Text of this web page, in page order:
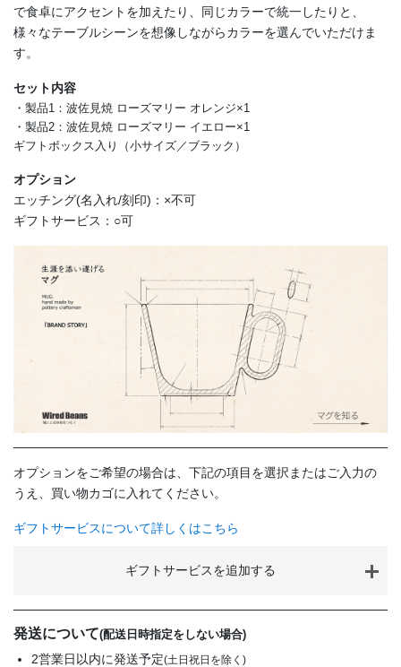
で食卓にアクセントを加えたり、同じカラーで統一したりと、
様々なテーブルシーンを想像しながらカラーを選んでいただけま
す。
セット内容
・製品1：波佐見焼 ローズマリー オレンジ×1
・製品2：波佐見焼 ローズマリー イエロー×1
ギフトボックス入り（小サイズ／ブラック）
オプション
エッチング(名入れ/刻印)：×不可
ギフトサービス：○可
発送について(配送日時指定をしない場合)
2営業日以内に発送予定(土日祝日を除く)
オプションをご希望の場合は、下記の項目を選択またはご入力の
うえ、買い物カゴに入れてください。
ギフトサービスについて詳しくはこちら
ギフトサービスを追加する